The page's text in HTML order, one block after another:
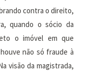
contra o direito,
quando o sócio da
o imóvel em que
não só fraude à
visão da magistrada,